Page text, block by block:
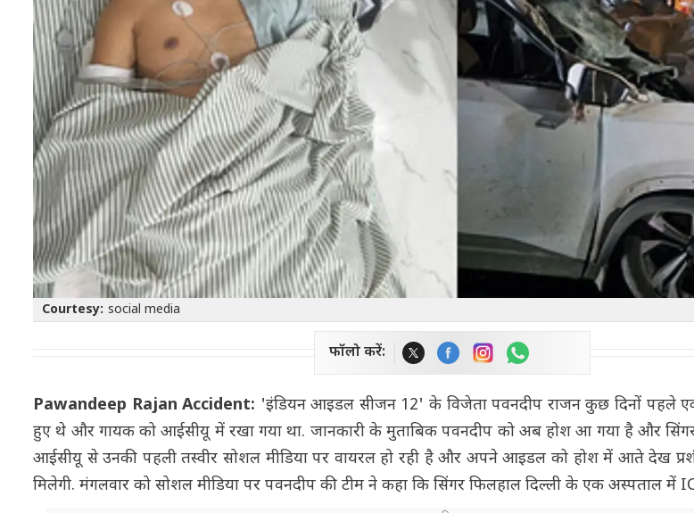
Courtesy: social media
फॉलो करें:
Pawandeep Rajan Accident: 'इंडियन आइडल सीजन 12' के विजेता पवनदीप राजन कुछ दिनों पहले एक
हुए थे और गायक को आईसीयू में रखा गया था. जानकारी के मुताबिक पवनदीप को अब होश आ गया है और
आईसीयू से उनकी पहली तस्वीर सोशल मीडिया पर वायरल हो रही है और अपने आइडल को होश में आते देख
मिलेगी. मंगलवार को सोशल मीडिया पर पवनदीप की टीम ने कहा कि सिंगर फिलहाल दिल्ली के एक अस्पताल में